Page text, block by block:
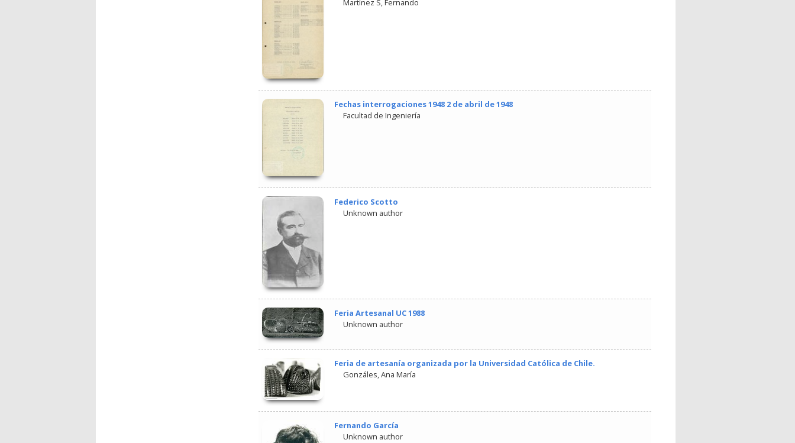
Martínez S, Fernando
Fechas interrogaciones 1948 2 de abril de 1948
Facultad de Ingeniería
Federico Scotto
Unknown author
Feria Artesanal UC 1988
Unknown author
Feria de artesanía organizada por la Universidad Católica de Chile.
Gonzáles, Ana María
Fernando García
Unknown author